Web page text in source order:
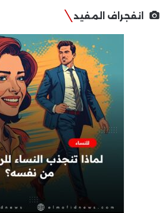
انفجراف المفيد